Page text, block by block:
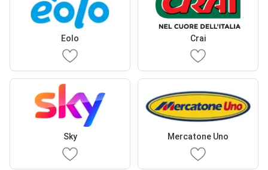
Eolo Crai
Sky Mercatone Uno